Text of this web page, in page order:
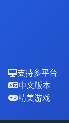
支持多平台
中文版本
精美游戏